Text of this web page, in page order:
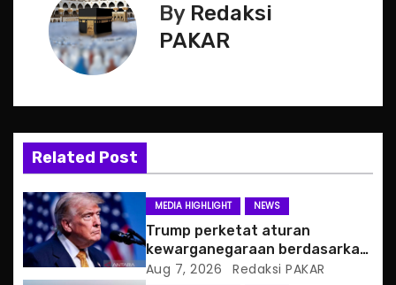
v
g
a
t
By Redaksi
PAKAR
Related Post
MEDIA HIGHLIGHT NEWS
Trump perketat aturan
kewarganegaraan berdasarkan
tempat kelahiran
Aug 7, 2026 Redaksi PAKAR